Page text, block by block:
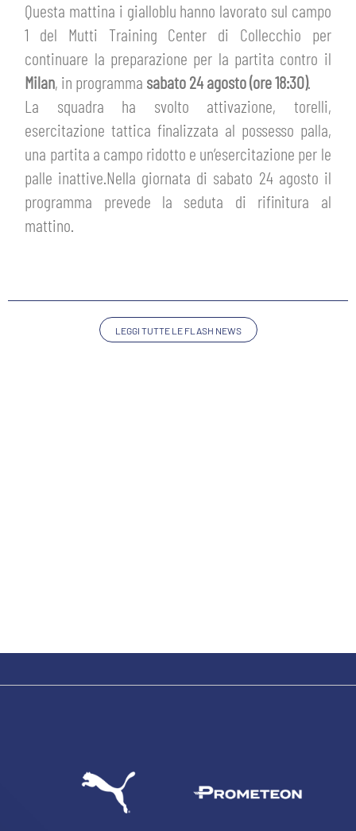
GIOVANILE FEMMINILE
HOSPITALITY
MUSEUM CLUB EXPERIENCE
BIGLIETTI
ABBONAMENTI
INFO BIGLIETTI
TARDINI CARD
INFORMAZIONI ACCREDITI
TICKET GIFT CARD
SHOP
ESPORTS
IL CLUB
ORGANIGRAMMA
MUTTI TRAINING CENTER
STADIO TARDINI
Questa mattina i gialloblu hanno lavorato sul campo
1 del Mutti Training Center di Collecchio per
continuare la preparazione per la partita contro il
Milan, in programma sabato 24 agosto (ore 18:30).
La squadra ha svolto attivazione, torelli,
esercitazione tattica finalizzata al possesso palla,
una partita a campo ridotto e un’esercitazione per le
palle inattive.Nella giornata di sabato 24 agosto il
programma prevede la seduta di rifinitura al
mattino.
LEGGI TUTTE LE FLASH NEWS